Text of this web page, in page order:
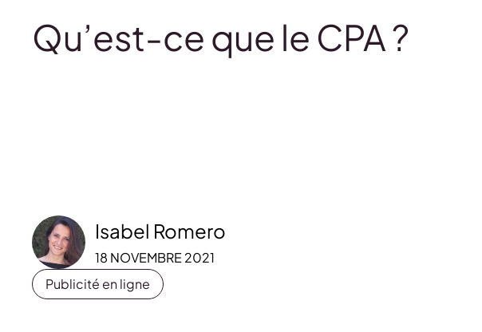
Qu’est-ce que le CPA ?
Isabel Romero
18 NOVEMBRE 2021
Publicité en ligne